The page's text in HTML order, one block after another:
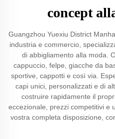
concept
Guangzhou Yuexiu District
industria e commercio,
di abbigliamento alla moda.
cappuccio, felpe, giacche da
sportive, cappotti e così via.
capi unici, personalizzati e di
costruire rapidamente il
eccezionale, prezzi competitivi e
vostra completa disposizione,